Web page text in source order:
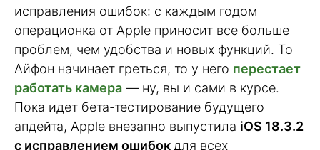
исправления ошибок: с каждым годом
операционка от Apple приносит все больше
проблем, чем удобства и новых функций. То
Айфон начинает греться, то у него перестает
работать камера — ну, вы и сами в курсе.
Пока идет бета-тестирование будущего
апдейта, Apple внезапно выпустила iOS 18.3.2
с исправлением ошибок для всех